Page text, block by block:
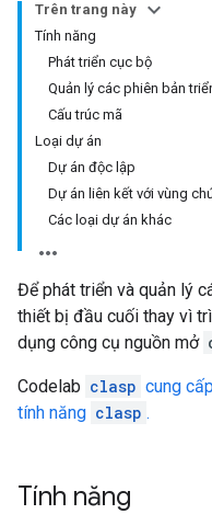
Trên trang này
Tính năng
Phát triển cục bộ
Quản lý các phiên bản
Cấu trúc mã
Loại dự án
Dự án độc lập
Dự án liên kết với vùng
Các loại dự án khác
Để phát triển và quản lý
thiết bị đầu cuối thay vì
dụng công cụ nguồn mở
Codelab clasp cung
tính năng clasp .
Tính năng